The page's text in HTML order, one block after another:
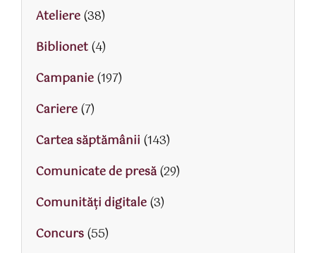
Ateliere(38)
Biblionet(4)
Campanie(197)
Cariere(7)
Cartea săptămânii (143)
Comunicate de presă(29)
Comunități digitale(3)
Concurs(55)